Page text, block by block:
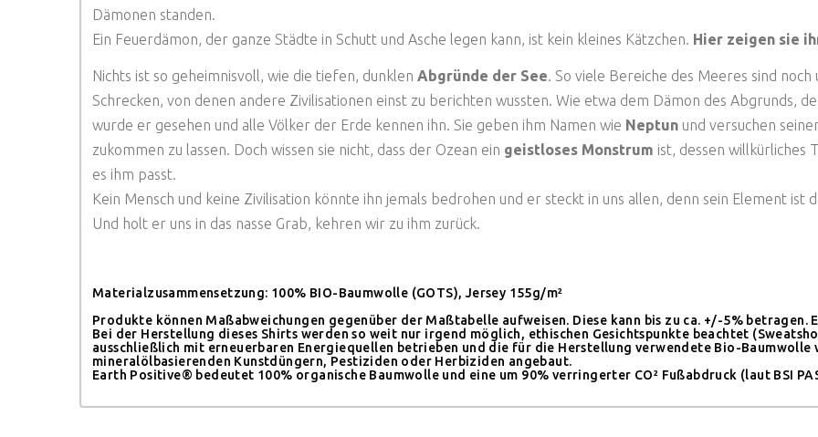
Dämonen standen.
Ein Feuerdämon, der ganze Städte in Schutt und Asche legen kann, ist kein kleines Kätzchen. Hier zeigen sie
Nichts ist so geheimnisvoll, wie die tiefen, dunklen Abgründe der See. So viele Bereiche des Meeres sind
Schrecken, von denen andere Zivilisationen einst zu berichten wussten. Wie etwa dem Dämon des Abgrunds,
wurde er gesehen und alle Völker der Erde kennen ihn. Sie geben ihm Namen wie Neptun und versuchen
zukommen zu lassen. Doch wissen sie nicht, dass der Ozean ein geistloses Monstrum ist, dessen willkürliches
es ihm passt.
Kein Mensch und keine Zivilisation könnte ihn jemals bedrohen und er steckt in uns allen, denn sein Element ist
Und holt er uns in das nasse Grab, kehren wir zu ihm zurück.
Materialzusammensetzung: 100% BIO-Baumwolle (GOTS), Jersey 155g/m²
Produkte können Maßabweichungen gegenüber der Maßtabelle aufweisen. Diese kann bis zu ca. +/-5% betragen.
Bei der Herstellung dieses Shirts werden so weit nur irgend möglich, ethischen Gesichtspunkte beachtet
ausschließlich mit erneuerbaren Energiequellen betrieben und die für die Herstellung verwendete Bio-Baumwolle
mineralölbasierenden Kunstdüngern, Pestiziden oder Herbiziden angebaut.
Earth Positive® bedeutet 100% organische Baumwolle und eine um 90% verringerter CO² Fußabdruck (laut BSI